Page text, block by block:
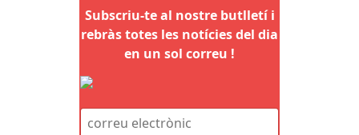
Subscriu-te al nostre butlletí i
rebràs totes les notícies del dia
en un sol correu !